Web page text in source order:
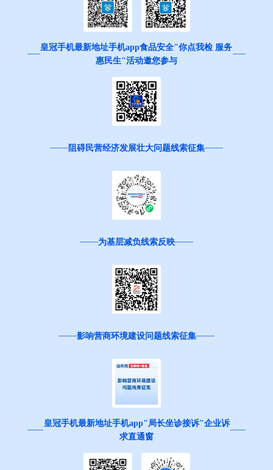
皇冠手机最新地址手机app食品安全"你点我检 服务
惠民生"活动邀您参与
阻碍民营经济发展壮大问题线索征集
为基层减负线索反映
影响营商环境建设问题线索征集
皇冠手机最新地址手机app"局长坐诊接诉"企业诉
求直通窗